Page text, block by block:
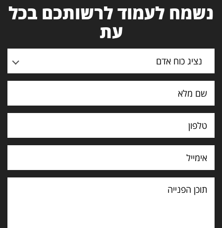
נשמח לעמוד לרשותכם בכל
עת
נציג כוח אדם
תוכן
הפנייה